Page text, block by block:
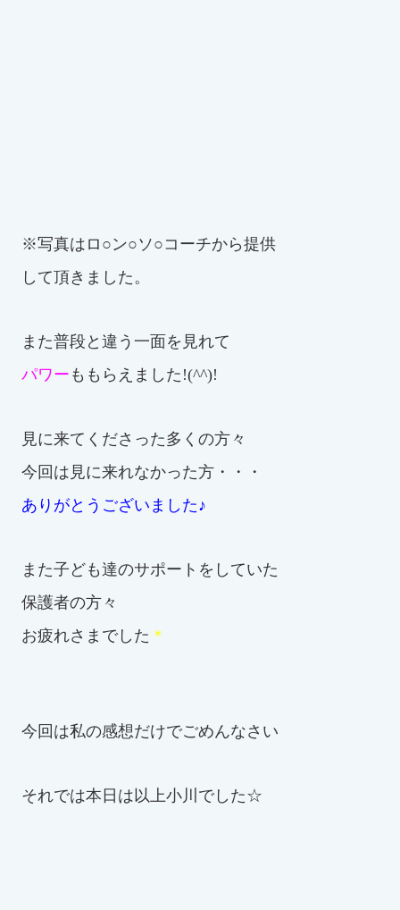
※写真はロ○ン○ソ○コーチから提供
して頂きました。
また普段と違う一面を見れて
パワー ももらえました!(^^)!
見に来てくださった多くの方々
今回は見に来れなかった方・・・
ありがとうございました♪
また子ども達のサポートをしていた
保護者の方々
お疲れさまでした ＊
今回は私の感想だけでごめんなさい
それでは本日は以上小川でした☆